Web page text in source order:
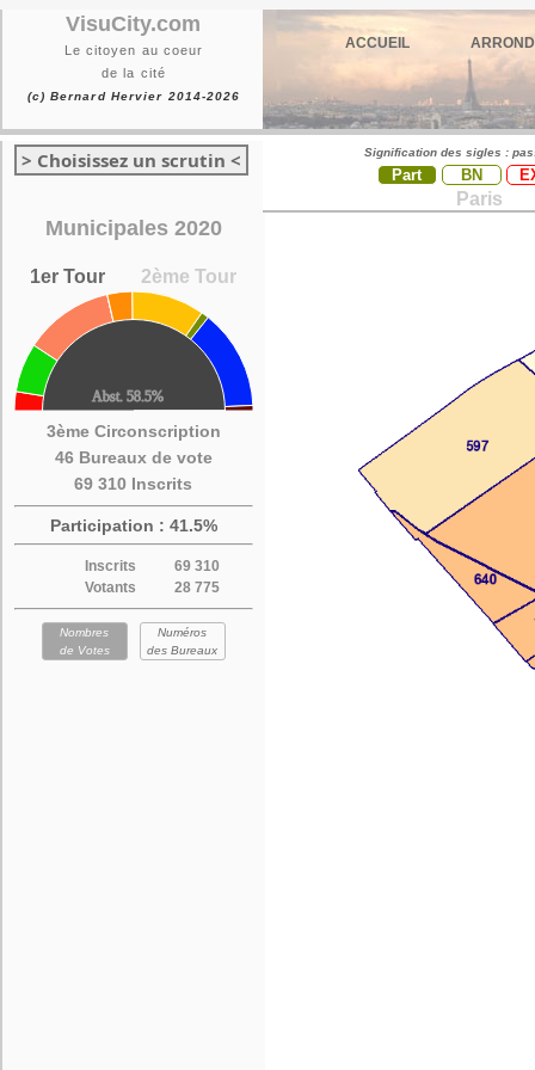
VisuCity.com
Le citoyen au coeur
de la cité
(c) Bernard Hervier 2014-2026
ACCUEIL
> Choisissez un scrutin <
Municipales 2020
1er Tour 2ème Tour
3ème Circonscription
46 Bureaux de vote
69 310 Inscrits
Participation : 41.5%
Inscrits
69 310
Votants
28 775
Nombres
de Votes
Numéros
des Bureaux
Signification des sigles :
Part BN
Paris